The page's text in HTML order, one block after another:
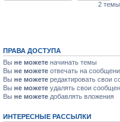
2 темы
ПРАВА ДОСТУПА
Вы не можете начинать темы
Вы не можете отвечать на
Вы не можете редактировать свои
Вы не можете удалять свои
Вы не можете добавлять вложения
ИНТЕРЕСНЫЕ РАССЫЛКИ